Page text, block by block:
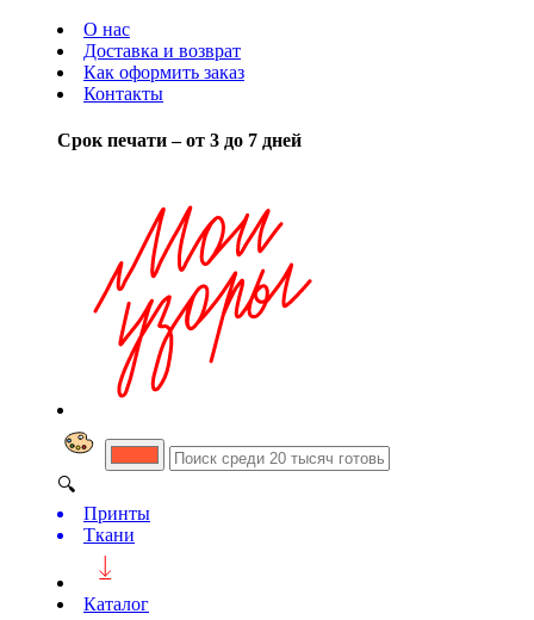
О нас
Доставка и возврат
Как оформить заказ
Контакты
Срок печати – от 3 до 7 дней
🔍
Принты
Ткани
Каталог